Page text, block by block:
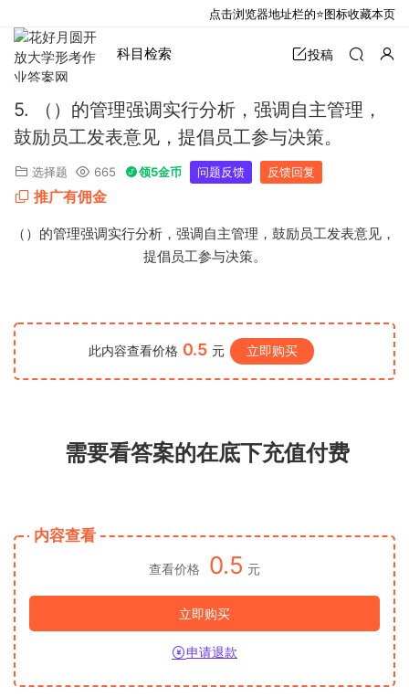
科目检索 投稿
5. （）的管理强调实行分析，强调自主管理，
鼓励员工发表意见，提倡员工参与决策。
选择题 665 领5金币 问题反馈 反馈回复
推广有佣金
（）的管理强调实行分析，强调自主管理，鼓励员工发表意见，
提倡员工参与决策。
此内容查看价格 0.5 元 立即购买
需要看答案的在底下充值付费
内容查看
查看价格 0.5 元
立即购买
申请退款
点击浏览器地址栏的⭐图标收藏本页